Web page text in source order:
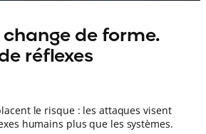
de forme.
réflexes
le risque : les attaques visent
humains plus que les systèmes.